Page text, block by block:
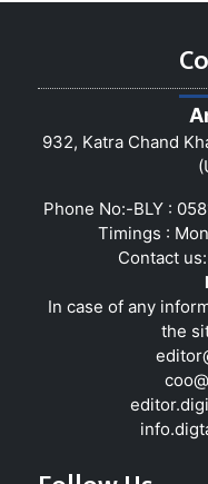
932, Katra Chand
Phone No:-BLY :
Timings :
Contact us:
In case of any
the